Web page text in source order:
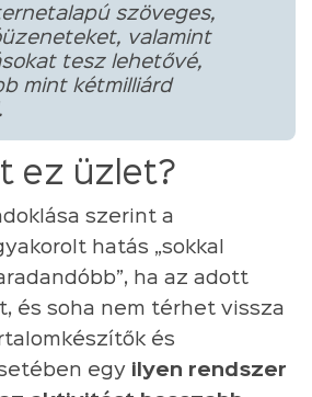
szöveges,
valamint
tesz lehetővé,
mint kétmilliárd
ez üzlet?
szerint a
hatás „sokkal
ha az adott
és soha nem térhet vissza
és
egy ilyen rendszer